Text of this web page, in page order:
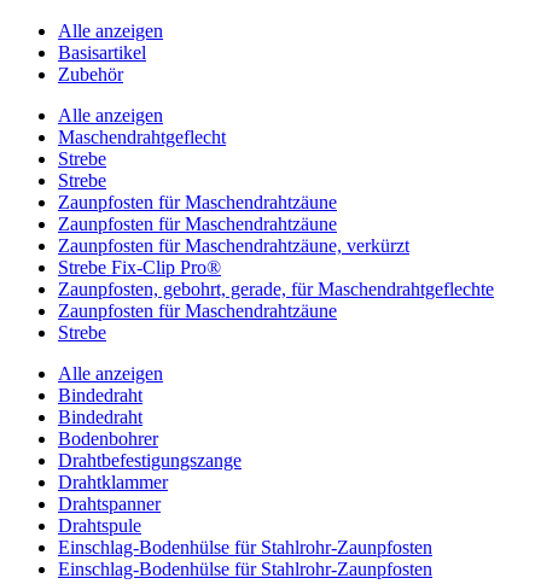
Alle anzeigen
Basisartikel
Zubehör
Alle anzeigen
Maschendrahtgeflecht
Strebe
Strebe
Zaunpfosten für Maschendrahtzäune
Zaunpfosten für Maschendrahtzäune
Zaunpfosten für Maschendrahtzäune, verkürzt
Strebe Fix-Clip Pro®
Zaunpfosten, gebohrt, gerade, für Maschendrahtgeflechte
Zaunpfosten für Maschendrahtzäune
Strebe
Alle anzeigen
Bindedraht
Bindedraht
Bodenbohrer
Drahtbefestigungszange
Drahtklammer
Drahtspanner
Drahtspule
Einschlag-Bodenhülse für Stahlrohr-Zaunpfosten
Einschlag-Bodenhülse für Stahlrohr-Zaunpfosten